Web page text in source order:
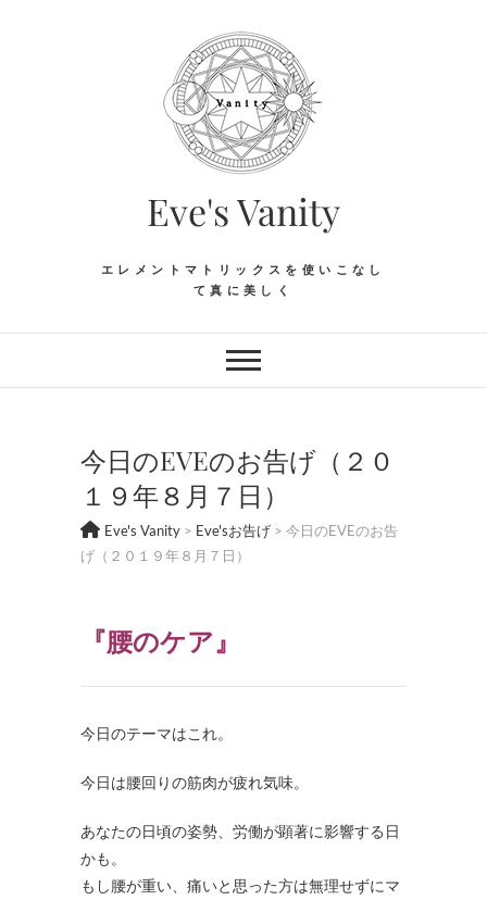
Eve's Vanity
エレメントマトリックスを使いこなし
て真に美しく
今日のEVEのお告げ（２０
１９年８月７日）
Eve's Vanity > Eve'sお告げ > 今日のEVEのお告
げ（２０１９年８月７日）
『腰のケア』
今日のテーマはこれ。
今日は腰回りの筋肉が疲れ気味。
あなたの日頃の姿勢、労働が顕著に影響する日
かも。
もし腰が重い、痛いと思った方は無理せずにマ